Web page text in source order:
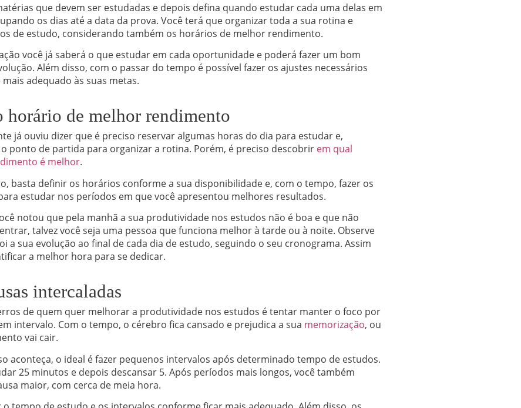
que devem ser estudadas e depois defina quando estudar cada uma delas em
os dias até a data da prova. Você terá que organizar toda a sua rotina e
de estudo, considerando também os horários de melhor rendimento.
você já saberá o que estudar em cada oportunidade e poderá fazer um bom
Além disso, com o passar do tempo é possível fazer os ajustes necessários
adequado às suas metas.
horário de melhor rendimento
já ouviu dizer que é preciso reservar algumas horas do dia para estudar e,
ponto de partida para organizar a rotina. Porém, é preciso descobrir em qual
é melhor.
basta definir os horários conforme a sua disponibilidade e, com o tempo, fazer os
estudar nos períodos em que você apresentou melhores resultados.
notou que pela manhã a sua produtividade nos estudos não é boa e que não
talvez você seja uma pessoa que funciona melhor à tarde ou à noite. Observe
a sua evolução ao final de cada dia de estudo, seguindo o seu cronograma. Assim
a melhor hora para se dedicar.
intercaladas
de quem quer melhorar a produtividade nos estudos é tentar manter o foco por
intervalo. Com o tempo, o cérebro fica cansado e prejudica a sua memorização, ou
vai cair.
aconteça, o ideal é fazer pequenos intervalos após determinado tempo de estudos.
25 minutos e depois descansar 5. Após períodos mais longos, você também
maior, com cerca de meia hora.